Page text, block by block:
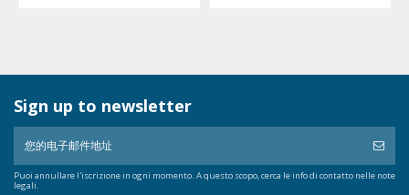
Sign up to newsletter
Puoi annullare l'iscrizione in ogni momento. A questo scopo, cerca le info di contatto nelle note
legali.